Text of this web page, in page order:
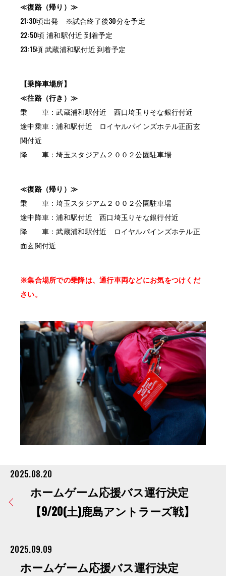
≪復路（帰り）≫
21:30頃出発 ※試合終了後30分を予定
22:50頃 浦和駅付近 到着予定
23:15頃 武蔵浦和駅付近 到着予定
【乗降車場所】
≪往路（行き）≫
乗 車：武蔵浦和駅付近 西口埼玉りそな銀行付近
途中乗車：浦和駅付近 ロイヤルパインズホテル正面玄
関付近
降 車：埼玉スタジアム２００２公園駐車場
≪復路（帰り）≫
乗 車：埼玉スタジアム２００２公園駐車場
途中降車：浦和駅付近 西口埼玉りそな銀行付近
降 車：武蔵浦和駅付近 ロイヤルパインズホテル正
面玄関付近
※集合場所での乗降は、通行車両などにお気をつけくだ
さい。
2025.08.20
ホームゲーム応援バス運行決定
【9/20(土)鹿島アントラーズ戦】
2025.09.09
ホームゲーム応援バス運行決定